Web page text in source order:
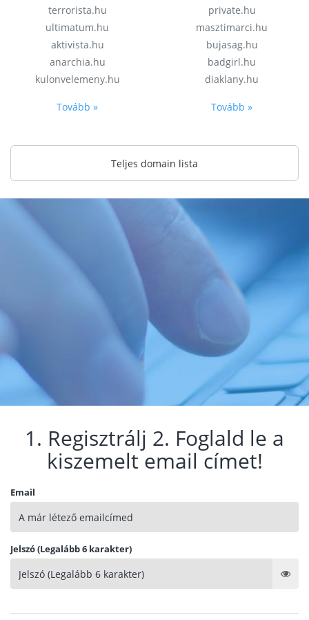
terrorista.hu
ultimatum.hu
aktivista.hu
anarchia.hu
kulonvelemeny.hu
Tovább »
private.hu
masztimarci.hu
bujasag.hu
badgirl.hu
diaklany.hu
Tovább »
Teljes domain lista
1. Regisztrálj 2. Foglald le a
kiszemelt email címet!
Email
Jelszó (Legalább 6 karakter)